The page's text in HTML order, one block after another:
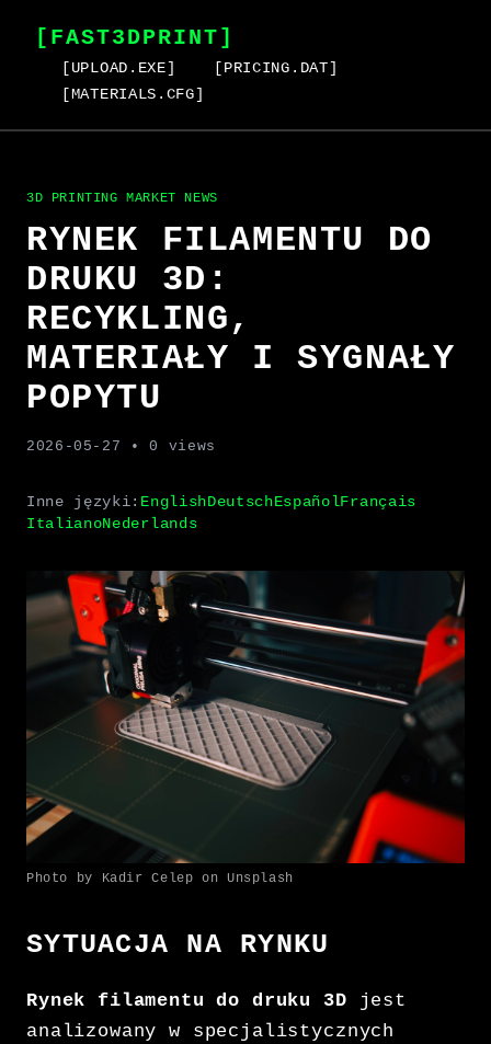
[FAST3DPRINT]
[UPLOAD.EXE]
[PRICING.DAT]
[MATERIALS.CFG]
3D PRINTING MARKET NEWS
RYNEK FILAMENTU DO
DRUKU 3D:
RECYKLING,
MATERIAŁY I SYGNAŁY
POPYTU
2026-05-27 • 0 views
Inne języki: EnglishDeutschEspañolFrançais
ItalianoNederlands
Photo by Kadir Celep on Unsplash
SYTUACJA NA RYNKU
Rynek filamentu do druku 3D jest
analizowany w specjalistycznych